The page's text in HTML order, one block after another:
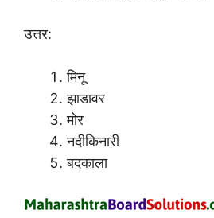
उत्तर:
मिनू
झाडावर
मोर
नदीकिनारी
बदकाला